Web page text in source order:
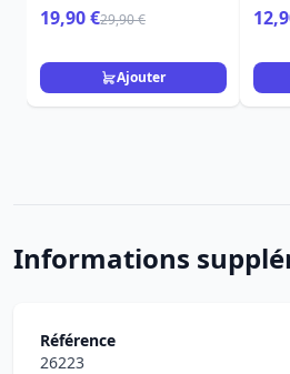
19,90 €29,90 €
Ajouter
Informations
Référence
26223